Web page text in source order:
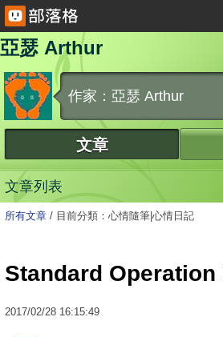
亞瑟 Arthur
作家：亞瑟 Arthur
文章
文章列表
所有文章 / 目前分類：心情隨筆|心情日記
Standard Operation
2017/02/28 16:15:49